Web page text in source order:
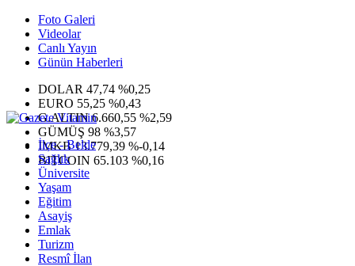
Foto Galeri
Videolar
Canlı Yayın
Günün Haberleri
DOLAR 47,74 %0,25
EURO 55,25 %0,43
G.ALTIN6.660,55 %2,59
GÜMÜŞ 98 %3,57
IMKB13.779,39 %-0,14
BITCOIN 65.103 %0,16
İlçe - Belde
Sağlık
Üniversite
Yaşam
Eğitim
Asayiş
Emlak
Turizm
Resmî İlan